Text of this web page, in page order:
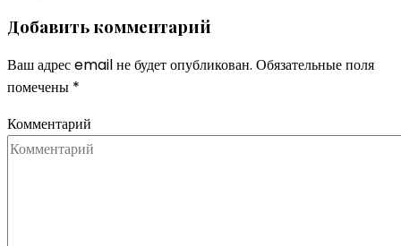
Добавить комментарий
Ваш адрес email не будет опубликован. Обязательные поля
помечены *
Комментарий